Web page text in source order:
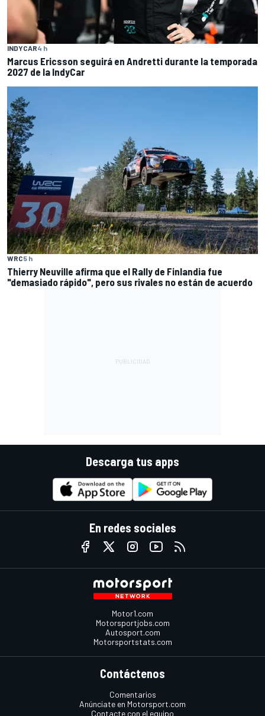
INDYCAR4 h
Marcus Ericsson seguirá en Andretti durante la temporada
2027 de la IndyCar
WRC5 h
Thierry Neuville afirma que el Rally de Finlandia fue
"demasiado rápido", pero sus rivales no están de acuerdo
Descarga tus apps
En redes sociales
Motor1.com
Motorsportjobs.com
Autosport.com
Motorsportstats.com
Contáctenos
Comentarios
Anúnciate en Motorsport.com
Contacte con el equipo